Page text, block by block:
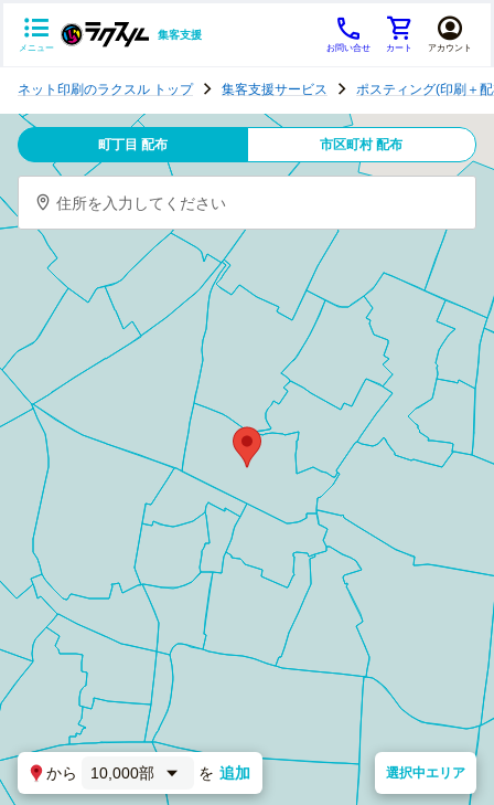
メニュー
集客支援
お問い合せ カート アカウント
テ
ン
グ
ネット印刷のラクスル トップ 集客支援サービス ポスティング(印刷＋
町丁目 配布 市区町村 配布
住所を入力してください
から 10,000部 を 追加 選択中エリア